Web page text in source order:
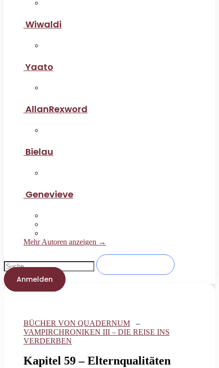
Wiwaldi
Yaato
AllanRexword
Bielau
Genevieve
Mehr Autoren anzeigen →
Anmelden
BÜCHER VON QUADERNUM –
VAMPIRCHRONIKEN III – DIE REISE INS
VERDERBEN
Kapitel 59 – Elternqualitäten